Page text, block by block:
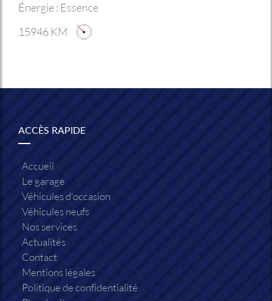
Énergie : Essence
15946 KM
ACCÈS RAPIDE
Accueil
Le garage
Véhicules d'occasion
Véhicules neufs
Nos services
Actualités
Contact
Mentions légales
Politique de confidentialité